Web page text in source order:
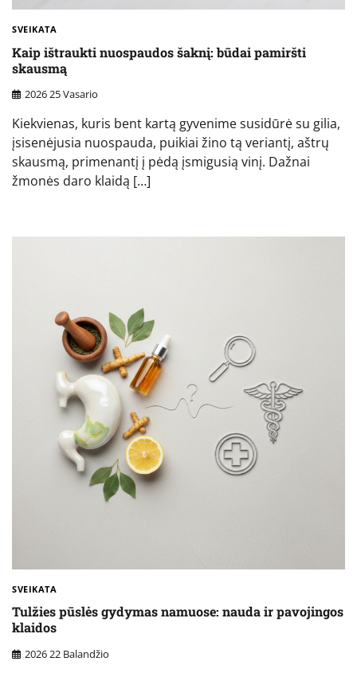
SVEIKATA
Kaip ištraukti nuospaudos šaknį: būdai pamiršti
skausmą
2026 25 Vasario
Kiekvienas, kuris bent kartą gyvenime susidūrė su gilia,
įsisenėjusia nuospauda, puikiai žino tą veriantį, aštrų
skausmą, primenantį į pėdą įsmigusią vinį. Dažnai
žmonės daro klaidą […]
SVEIKATA
Tulžies pūslės gydymas namuose: nauda ir pavojingos
klaidos
2026 22 Balandžio